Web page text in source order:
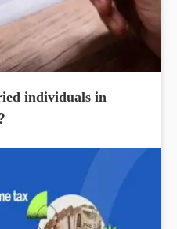
individuals in